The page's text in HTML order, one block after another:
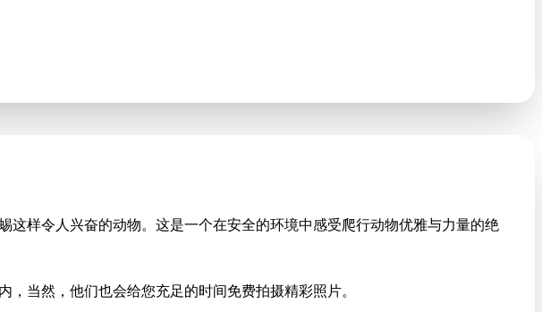
样令人兴奋的动物。这是一个在安全的环境中感受爬行动物优雅与力量的绝
当然，他们也会给您充足的时间免费拍摄精彩照片。